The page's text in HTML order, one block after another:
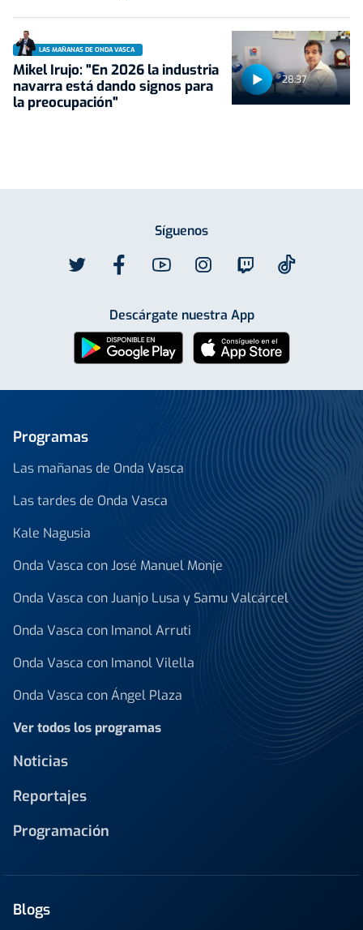
28:37
LAS MAÑANAS DE ONDA VASCA
Mikel Irujo: "En 2026 la industria
navarra está dando signos para
la preocupación"
Síguenos
Descárgate nuestra App
Programas
Las mañanas de Onda Vasca
Las tardes de Onda Vasca
Kale Nagusia
Onda Vasca con José Manuel Monje
Onda Vasca con Juanjo Lusa y Samu Valcárcel
Onda Vasca con Imanol Arruti
Onda Vasca con Imanol Vilella
Onda Vasca con Ángel Plaza
Ver todos los programas
Noticias
Reportajes
Programación
Blogs